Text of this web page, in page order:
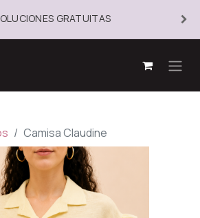
GRATUITAS
Camisa Claudine